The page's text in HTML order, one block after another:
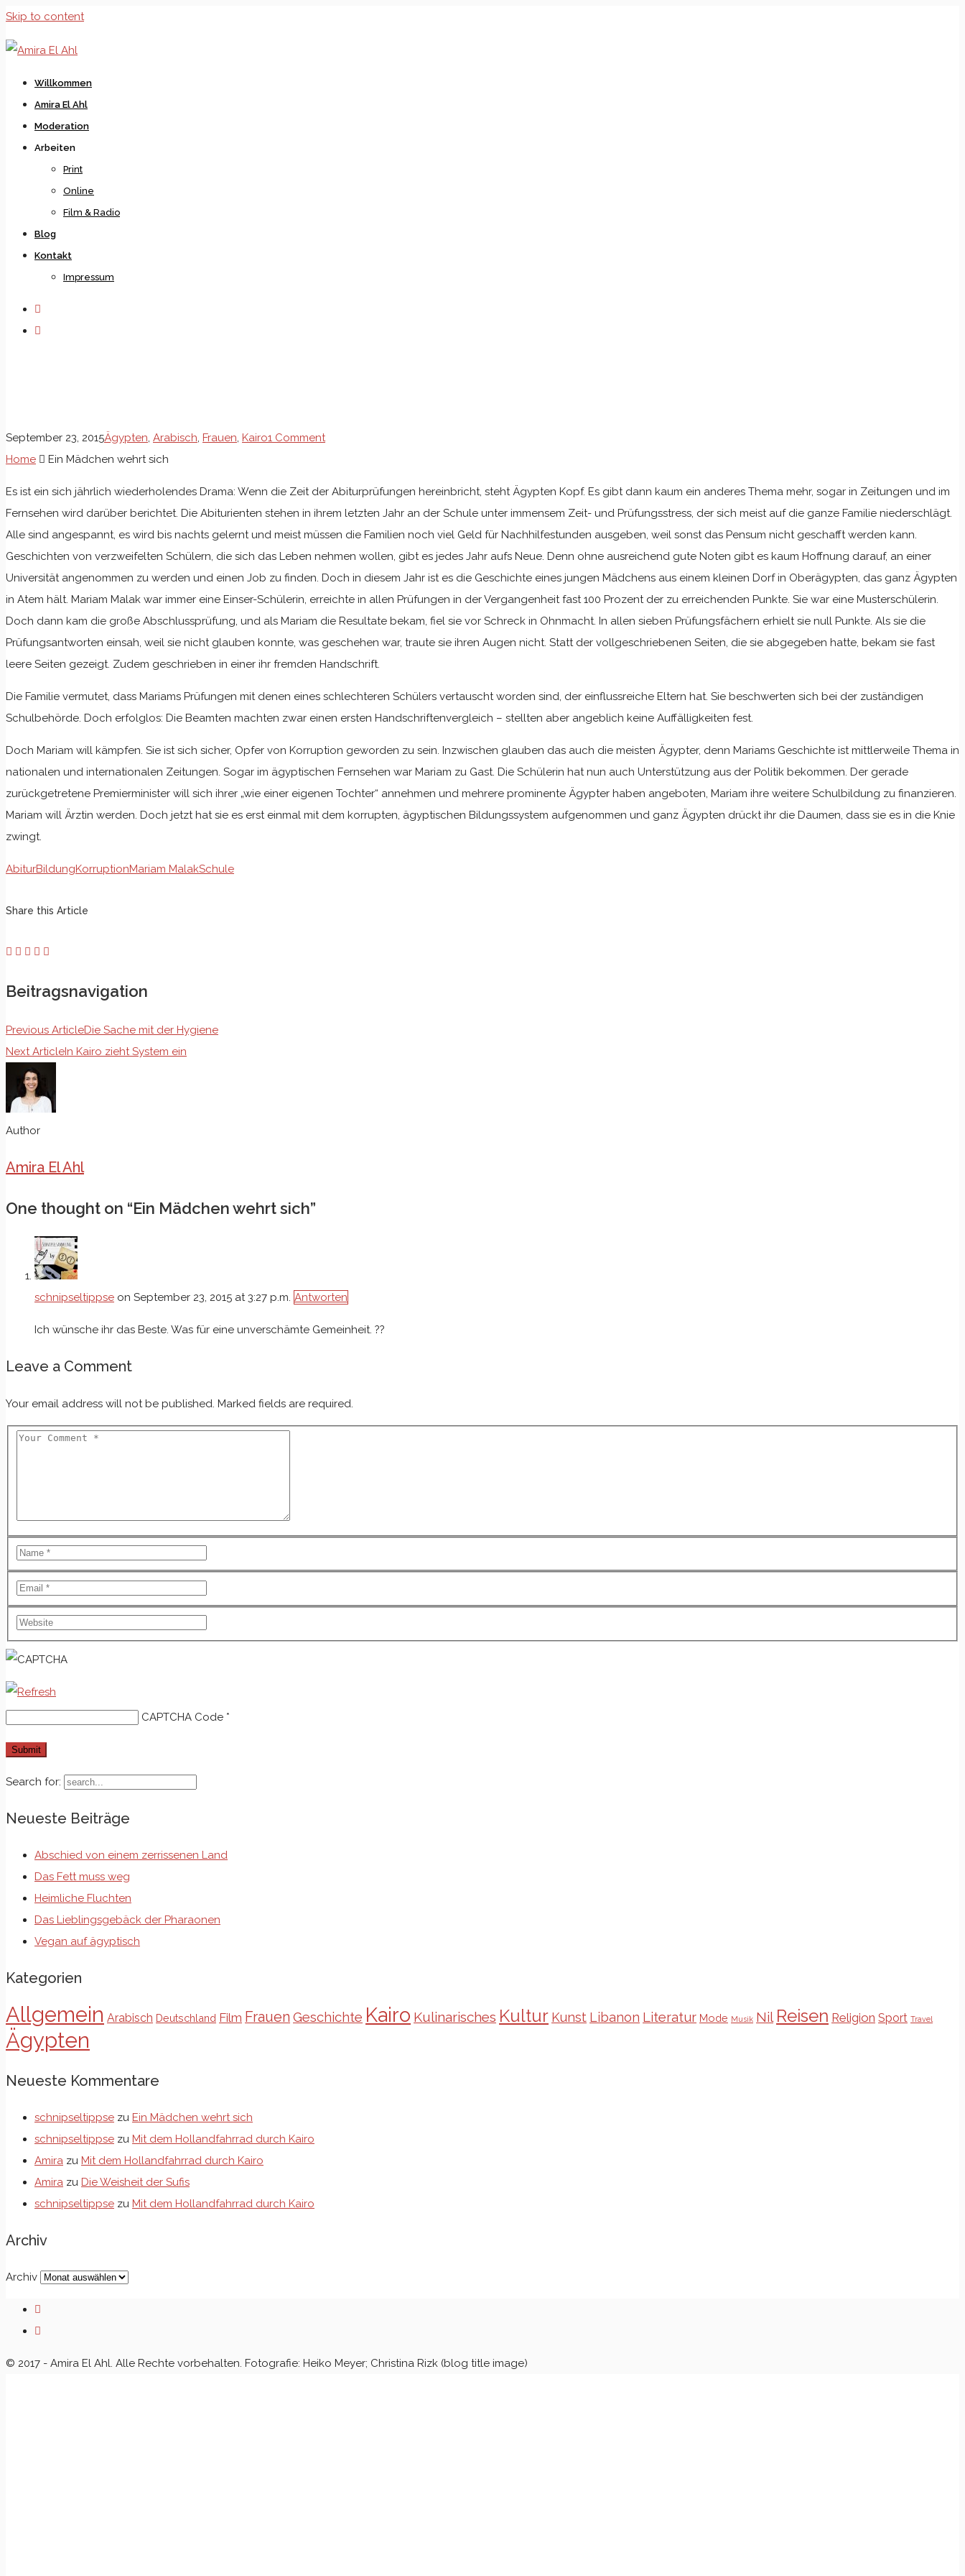
Skip to content
Willkommen
Amira El Ahl
Moderation
Arbeiten
Print
Online
Film & Radio
Blog
Kontakt
Impressum
September 23, 2015Ägypten, Arabisch, Frauen, Kairo1 Comment
Home
Ein Mädchen wehrt sich
Es ist ein sich jährlich wiederholendes Drama: Wenn die Zeit der Abiturprüfungen hereinbricht, steht Ägypten Kopf. Es gibt dann kaum ein anderes Thema mehr, sogar in Zeitungen und im
Fernsehen wird darüber berichtet. Die Abiturienten stehen in ihrem letzten Jahr an der Schule unter immensem Zeit- und Prüfungsstress, der sich meist auf die ganze Familie niederschlägt.
Alle sind angespannt, es wird bis nachts gelernt und meist müssen die Familien noch viel Geld für Nachhilfestunden ausgeben, weil sonst das Pensum nicht geschafft werden kann.
Geschichten von verzweifelten Schülern, die sich das Leben nehmen wollen, gibt es jedes Jahr aufs Neue. Denn ohne ausreichend gute Noten gibt es kaum Hoffnung darauf, an einer
Universität angenommen zu werden und einen Job zu finden. Doch in diesem Jahr ist es die Geschichte eines jungen Mädchens aus einem kleinen Dorf in Oberägypten, das ganz Ägypten
in Atem hält. Mariam Malak war immer eine Einser-Schülerin, erreichte in allen Prüfungen in der Vergangenheit fast 100 Prozent der zu erreichenden Punkte. Sie war eine Musterschülerin.
Doch dann kam die große Abschlussprüfung, und als Mariam die Resultate bekam, fiel sie vor Schreck in Ohnmacht. In allen sieben Prüfungsfächern erhielt sie null Punkte. Als sie die
Prüfungsantworten einsah, weil sie nicht glauben konnte, was geschehen war, traute sie ihren Augen nicht. Statt der vollgeschriebenen Seiten, die sie abgegeben hatte, bekam sie fast
leere Seiten gezeigt. Zudem geschrieben in einer ihr fremden Handschrift.
Die Familie vermutet, dass Mariams Prüfungen mit denen eines schlechteren Schülers vertauscht worden sind, der einflussreiche Eltern hat. Sie beschwerten sich bei der zuständigen
Schulbehörde. Doch erfolglos: Die Beamten machten zwar einen ersten Handschriftenvergleich – stellten aber angeblich keine Auffälligkeiten fest.
Doch Mariam will kämpfen. Sie ist sich sicher, Opfer von Korruption geworden zu sein. Inzwischen glauben das auch die meisten Ägypter, denn Mariams Geschichte ist mittlerweile Thema in
nationalen und internationalen Zeitungen. Sogar im ägyptischen Fernsehen war Mariam zu Gast. Die Schülerin hat nun auch Unterstützung aus der Politik bekommen. Der gerade
zurückgetretene Premierminister will sich ihrer „wie einer eigenen Tochter“ annehmen und mehrere prominente Ägypter haben angeboten, Mariam ihre weitere Schulbildung zu finanzieren.
Mariam will Ärztin werden. Doch jetzt hat sie es erst einmal mit dem korrupten, ägyptischen Bildungssystem aufgenommen und ganz Ägypten drückt ihr die Daumen, dass sie es in die Knie
zwingt.
AbiturBildungKorruptionMariam MalakSchule
Share this Article
Beitragsnavigation
Previous ArticleDie Sache mit der Hygiene
Next ArticleIn Kairo zieht System ein
Author
Amira El Ahl
One thought on “Ein Mädchen wehrt sich”
schnipseltippse on September 23, 2015 at 3:27 p.m. Antworten
Ich wünsche ihr das Beste. Was für eine unverschämte Gemeinheit. ??
Leave a Comment
Your email address will not be published. Marked fields are required.
CAPTCHA Code *
Search for:
Neueste Beiträge
Abschied von einem zerrissenen Land
Das Fett muss weg
Heimliche Fluchten
Das Lieblingsgebäck der Pharaonen
Vegan auf ägyptisch
Kategorien
Allgemein Arabisch Deutschland Film Frauen Geschichte Kairo Kulinarisches Kultur Kunst Libanon Literatur Mode Musik Nil Reisen Religion Sport Travel
Ägypten
Neueste Kommentare
schnipseltippse zu Ein Mädchen wehrt sich
schnipseltippse zu Mit dem Hollandfahrrad durch Kairo
Amira zu Mit dem Hollandfahrrad durch Kairo
Amira zu Die Weisheit der Sufis
schnipseltippse zu Mit dem Hollandfahrrad durch Kairo
Archiv
Archiv
© 2017 - Amira El Ahl. Alle Rechte vorbehalten. Fotografie: Heiko Meyer; Christina Rizk (blog title image)